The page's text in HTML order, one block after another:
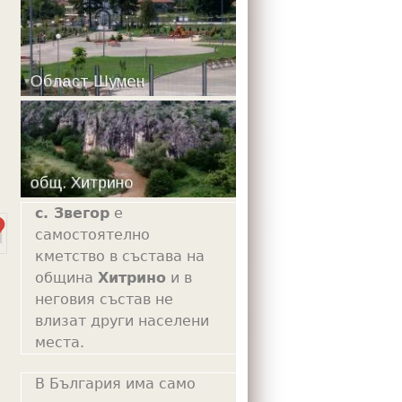
с. Звегор е
самостоятелно
кметство в състава на
община Хитрино и в
неговия състав не
влизат други населени
места.
В България има само